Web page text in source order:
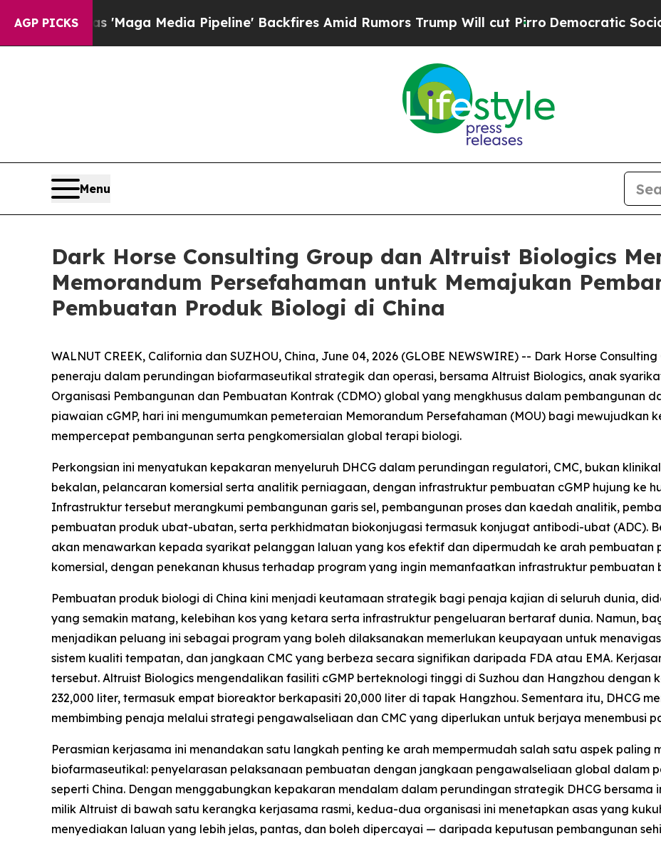
AGP PICKS
Quiet as 'Maga Media Pipeline' Backfires Amid Rumors Trump Will cut PirroDemocratic Socialists
Menu
Dark Horse Consulting Group dan Altruist Biologics
Memorandum Persefahaman untuk Memajukan
Pembuatan Produk Biologi di China
WALNUT CREEK, California dan SUZHOU, China, June 04, 2026 (GLOBE NEWSWIRE) -- Dark Horse
peneraju dalam perundingan biofarmaseutikal strategik dan operasi, bersama Altruist Biologics, anak
Organisasi Pembangunan dan Pembuatan Kontrak (CDMO) global yang mengkhusus dalam pembangunan
piawaian cGMP, hari ini mengumumkan pemeteraian Memorandum Persefahaman (MOU) bagi mewujudkan
mempercepat pembangunan serta pengkomersialan global terapi biologi.
Perkongsian ini menyatukan kepakaran menyeluruh DHCG dalam perundingan regulatori, CMC, bukan
bekalan, pelancaran komersial serta analitik perniagaan, dengan infrastruktur pembuatan cGMP hujung ke
Infrastruktur tersebut merangkumi pembangunan garis sel, pembangunan proses dan kaedah analitik,
pembuatan produk ubat-ubatan, serta perkhidmatan biokonjugasi termasuk konjugat antibodi-ubat (ADC).
akan menawarkan kepada syarikat pelanggan laluan yang kos efektif dan dipermudah ke arah pembuatan
komersial, dengan penekanan khusus terhadap program yang ingin memanfaatkan infrastruktur pembuatan
Pembuatan produk biologi di China kini menjadi keutamaan strategik bagi penaja kajian di seluruh dunia,
yang semakin matang, kelebihan kos yang ketara serta infrastruktur pengeluaran bertaraf dunia. Namun,
menjadikan peluang ini sebagai program yang boleh dilaksanakan memerlukan keupayaan untuk
sistem kualiti tempatan, dan jangkaan CMC yang berbeza secara signifikan daripada FDA atau EMA.
tersebut. Altruist Biologics mengendalikan fasiliti cGMP berteknologi tinggi di Suzhou dan Hangzhou dengan
232,000 liter, termasuk empat bioreaktor berkapasiti 20,000 liter di tapak Hangzhou. Sementara itu, DHCG
membimbing penaja melalui strategi pengawalseliaan dan CMC yang diperlukan untuk berjaya menembusi
Perasmian kerjasama ini menandakan satu langkah penting ke arah mempermudah salah satu aspek paling
biofarmaseutikal: penyelarasan pelaksanaan pembuatan dengan jangkaan pengawalseliaan global dalam
seperti China. Dengan menggabungkan kepakaran mendalam dalam perundingan strategik DHCG
milik Altruist di bawah satu kerangka kerjasama rasmi, kedua-dua organisasi ini menetapkan asas yang
menyediakan laluan yang lebih jelas, pantas, dan boleh dipercayai — daripada keputusan pembangunan